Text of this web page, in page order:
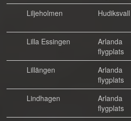
Liljeholmen
Hudiksvall
Lilla Essingen
Arlanda
flygplats
Lillängen
Arlanda
flygplats
Lindhagen
Arlanda
flygplats